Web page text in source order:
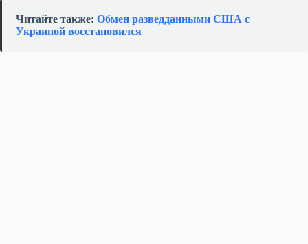
Читайте также: Обмен разведданными США с
Украиной восстановился